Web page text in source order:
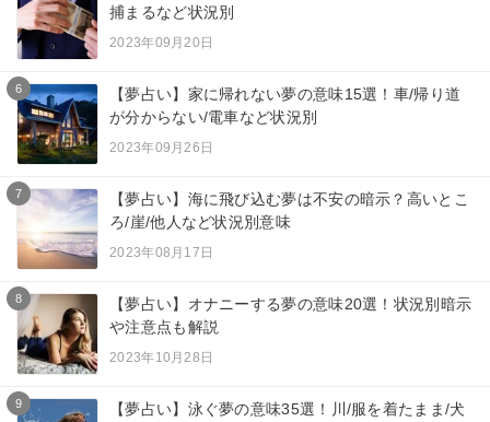
捕まるなど状況別
2023年09月20日
6
【夢占い】家に帰れない夢の意味15選！車/帰り道
が分からない/電車など状況別
2023年09月26日
7
【夢占い】海に飛び込む夢は不安の暗示？高いとこ
ろ/崖/他人など状況別意味
2023年08月17日
8
【夢占い】オナニーする夢の意味20選！状況別暗示
や注意点も解説
2023年10月28日
9
【夢占い】泳ぐ夢の意味35選！川/服を着たまま/犬